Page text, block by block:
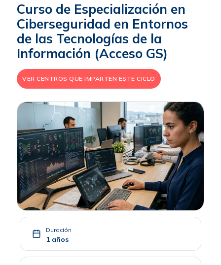
Curso de Especialización en
Ciberseguridad en Entornos
de las Tecnologías de la
Información (Acceso GS)
VER CENTROS QUE IMPARTEN ESTE CICLO
Duración
1 años